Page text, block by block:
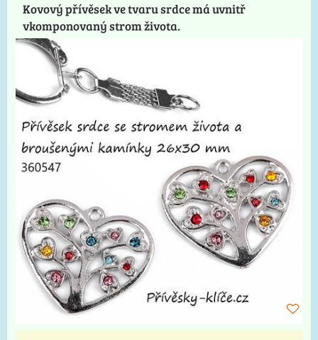
Kovový přívěsek ve tvaru srdce má uvnitř
vkomponovaný strom života.